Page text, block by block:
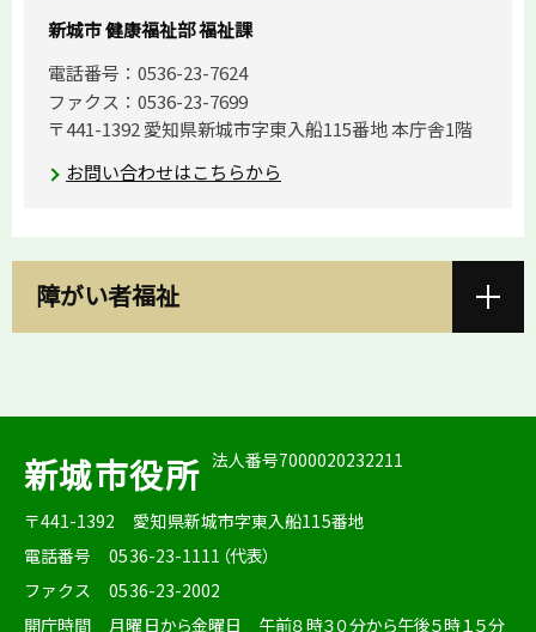
新城市 健康福祉部 福祉課
電話番号：0536-23-7624
ファクス：0536-23-7699
〒441-1392 愛知県新城市字東入船115番地 本庁舎1階
お問い合わせはこちらから
障がい者福祉
新城市役所 法人番号7000020232211
〒441-1392
愛知県新城市字東入船115番地
電話番号
0536-23-1111（代表）
ファクス
0536-23-2002
開庁時間
月曜日から金曜日 午前８時３０分から午後５時１５分